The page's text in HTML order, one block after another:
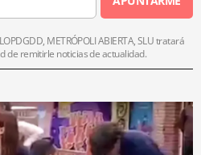
METRÓPOLI ABIERTA, SLU tratará
de remitirle noticias de actualidad.